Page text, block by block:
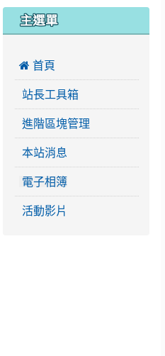
主選單
 首頁
站長工具箱
進階區塊管理
本站消息
電子相簿
活動影片